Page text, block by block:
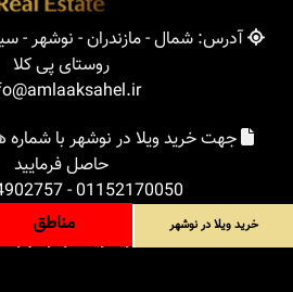
آدرس: شمال - مازندران - نوشهر -
روستای پی کلا
جهت خرید ویلا در نوشهر با
حاصل فرمایید
01152170050
-
املاک ساحل
خرید ویلا در نوشهر
خرید ویلا در نوشهر مناطق